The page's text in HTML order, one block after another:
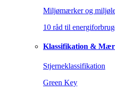
Miljømærker og
10 råd til
Klassifikation &
Stjerneklassifikation
Green Key